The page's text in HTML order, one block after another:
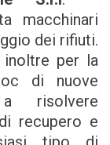
macchinari
dei rifiuti.
inoltre per la
di nuove
risolvere
recupero e